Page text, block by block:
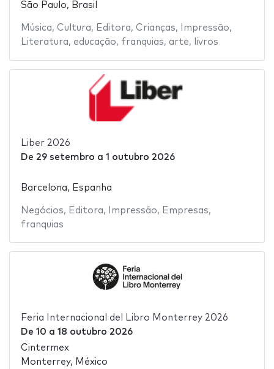
São Paulo, Brasil
Música, Cultura, Editora, Crianças, Impressão,
Literatura, educação, franquias, arte, livros
Liber 2026
De 29 setembro a 1 outubro 2026
Barcelona, Espanha
Negócios, Editora, Impressão, Empresas,
franquias
Feria Internacional del Libro Monterrey 2026
De 10 a 18 outubro 2026
Cintermex
Monterrey, México